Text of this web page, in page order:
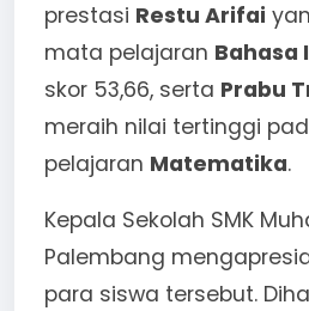
prestasi Restu Arifai
mata pelajaran Bahasa
skor 53,66, serta Prabu
meraih nilai tertinggi
pelajaran Matematika.
Kepala Sekolah SMK
Palembang
para siswa tersebut.